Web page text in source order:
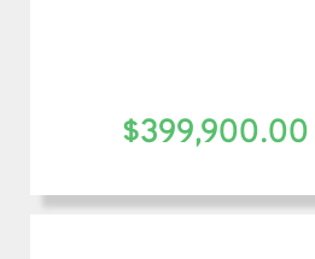
$399,900.00